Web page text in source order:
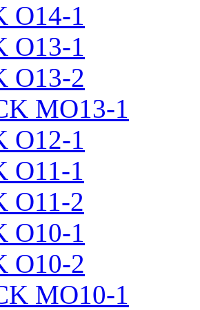
O14-1
O13-1
O13-2
MO13-1
O12-1
O11-1
O11-2
O10-1
O10-2
MO10-1